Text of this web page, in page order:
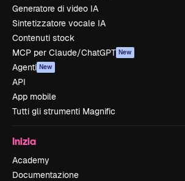
Generatore di video IA
Sintetizzatore vocale IA
Contenuti stock
MCP per Claude/ChatGPT New
Agenti New
API
App mobile
Tutti gli strumenti Magnific
Inizia
Academy
Documentazione